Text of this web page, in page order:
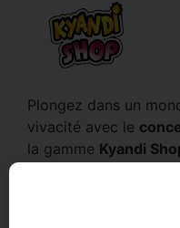
Plongez dans un
vivacité avec le
la gamme Kyandi
Laissez-vous
pleine de peps et de